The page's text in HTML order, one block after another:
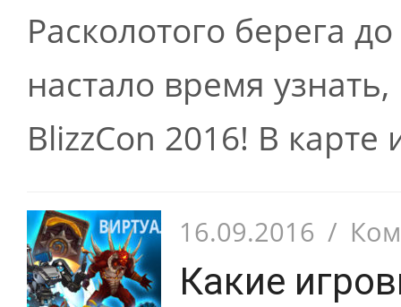
Расколотого берега
настало время
BlizzCon 2016! В
16.09.2016 /
Какие